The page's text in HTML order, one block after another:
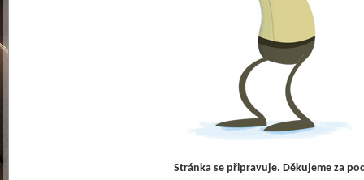
Stránka se připravuje. Děkujeme za